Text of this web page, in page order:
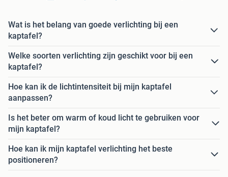
Wat is het belang van goede verlichting bij een
kaptafel?
Welke soorten verlichting zijn geschikt voor bij een
kaptafel?
Hoe kan ik de lichtintensiteit bij mijn kaptafel
aanpassen?
Is het beter om warm of koud licht te gebruiken voor
mijn kaptafel?
Hoe kan ik mijn kaptafel verlichting het beste
positioneren?